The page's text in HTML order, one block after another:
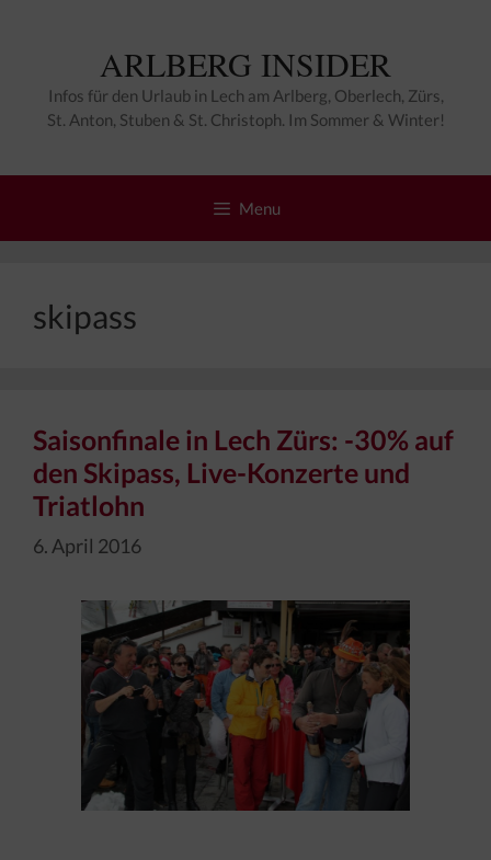
ARLBERG INSIDER
Infos für den Urlaub in Lech am Arlberg, Oberlech, Zürs,
St. Anton, Stuben & St. Christoph. Im Sommer & Winter!
Menu
skipass
Saisonfinale in Lech Zürs: -30% auf
den Skipass, Live-Konzerte und
Triatlohn
6. April 2016